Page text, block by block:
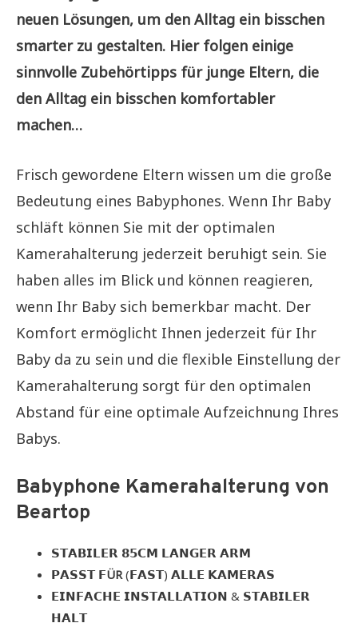
neuen Lösungen, um den Alltag ein bisschen
smarter zu gestalten. Hier folgen einige
sinnvolle Zubehörtipps für junge Eltern, die
den Alltag ein bisschen komfortabler
machen…
Frisch gewordene Eltern wissen um die große
Bedeutung eines Babyphones. Wenn Ihr Baby
schläft können Sie mit der optimalen
Kamerahalterung jederzeit beruhigt sein. Sie
haben alles im Blick und können reagieren,
wenn Ihr Baby sich bemerkbar macht. Der
Komfort ermöglicht Ihnen jederzeit für Ihr
Baby da zu sein und die flexible Einstellung der
Kamerahalterung sorgt für den optimalen
Abstand für eine optimale Aufzeichnung Ihres
Babys.
Babyphone Kamerahalterung von
Beartop
𝗦𝗧𝗔𝗕𝗜𝗟𝗘𝗥 𝟴𝟱𝗖𝗠 𝗟𝗔𝗡𝗚𝗘𝗥 𝗔𝗥𝗠
𝗣𝗔𝗦𝗦𝗧 𝗙ÜR(𝗙𝗔𝗦𝗧) 𝗔𝗟𝗟𝗘 𝗞𝗔𝗠𝗘𝗥𝗔𝗦
𝗘𝗜𝗡𝗙𝗔𝗖𝗛𝗘 𝗜𝗡𝗦𝗧𝗔𝗟𝗟𝗔𝗧𝗜𝗢𝗡 & 𝗦𝗧𝗔𝗕𝗜𝗟𝗘𝗥
𝗛𝗔𝗟𝗧